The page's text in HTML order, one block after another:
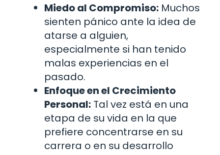
Miedo al Compromiso: Muchos
sienten pánico ante la idea de
atarse a alguien,
especialmente si han tenido
malas experiencias en el
pasado.
Enfoque en el Crecimiento
Personal: Tal vez está en una
etapa de su vida en la que
prefiere concentrarse en su
carrera o en su desarrollo